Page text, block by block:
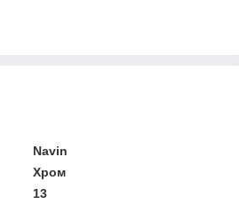
Navin
Хром
13